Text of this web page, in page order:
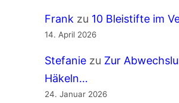
Frankzu 10 Bleistifte im
14. April 2026
Stefaniezu Zur
Häkeln…
24. Januar 2026